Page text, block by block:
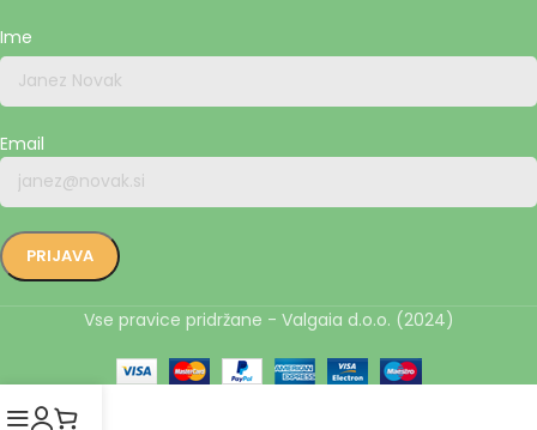
Ime
Email
Vse pravice pridržane - Valgaia d.o.o. (2024)